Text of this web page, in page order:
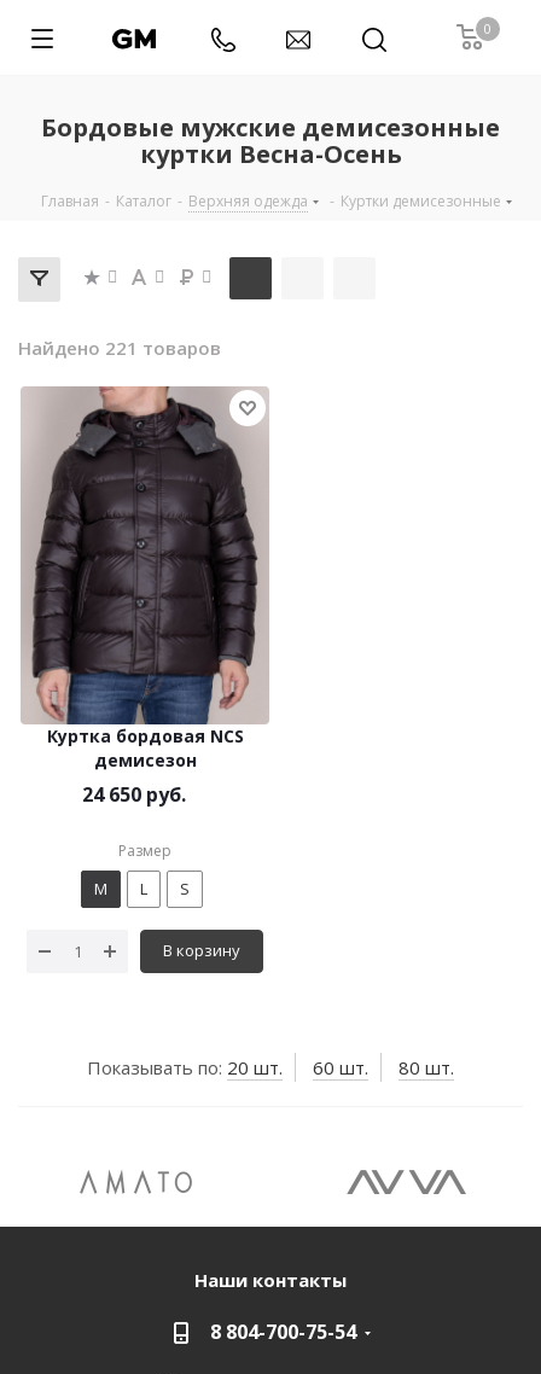
0
Бордовые мужские демисезонные
куртки Весна-Осень
Главная - Каталог - Верхняя одежда - Куртки демисезонные
Найдено 221 товаров
Куртка бордовая NCS
демисезон
24 650 руб.
Размер
M L S
В корзину
Показывать по: 20 шт. 60 шт. 80 шт.
Наши контакты
8 804-700-75-54